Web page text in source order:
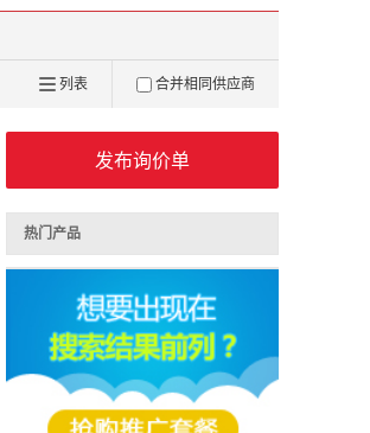
合并相同供应商
列表
发布询价单
热门产品